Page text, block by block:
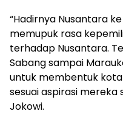
“Hadirnya Nusantara
memupuk rasa
terhadap Nusantara.
Sabang sampai
untuk membentuk
sesuai aspirasi mereka
Jokowi.